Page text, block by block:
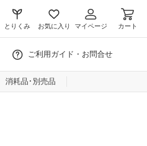
とりくみ お気に入り マイページ カート
ご利用ガイド・お問合せ
消耗品･別売品